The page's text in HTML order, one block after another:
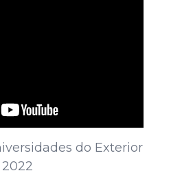
do Exterior
2022